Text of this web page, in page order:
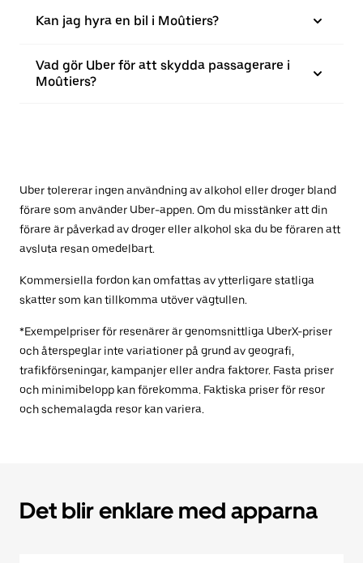
Kan jag hyra en bil i Moûtiers?
Vad gör Uber för att skydda passagerare i
Moûtiers?
Uber tolererar ingen användning av alkohol eller droger bland
förare som använder Uber-appen. Om du misstänker att din
förare är påverkad av droger eller alkohol ska du be föraren att
avsluta resan omedelbart.
Kommersiella fordon kan omfattas av ytterligare statliga
skatter som kan tillkomma utöver vägtullen.
*Exempelpriser för resenärer är genomsnittliga UberX-priser
och återspeglar inte variationer på grund av geografi,
trafikförseningar, kampanjer eller andra faktorer. Fasta priser
och minimibelopp kan förekomma. Faktiska priser för resor
och schemalagda resor kan variera.
Det blir enklare med apparna